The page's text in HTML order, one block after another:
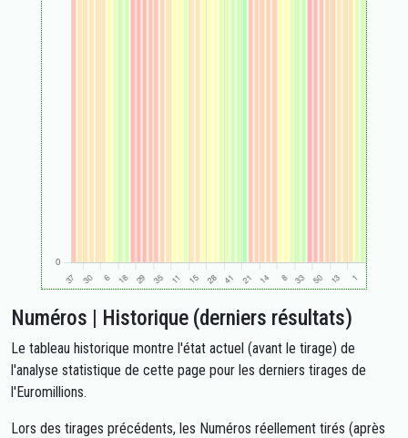
Numéros | Historique (derniers résultats)
Le tableau historique montre l'état actuel (avant le tirage) de
l'analyse statistique de cette page pour les derniers tirages de
l'Euromillions.
Lors des tirages précédents, les Numéros réellement tirés (après